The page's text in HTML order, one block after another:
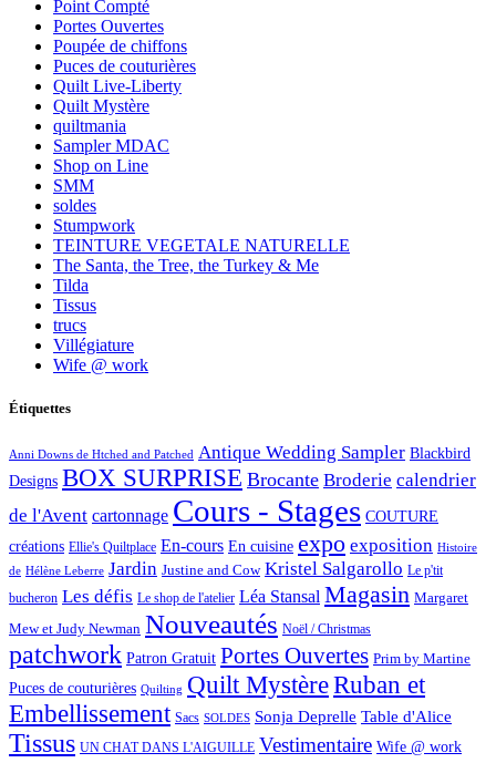
Point Compté
Portes Ouvertes
Poupée de chiffons
Puces de couturières
Quilt Live-Liberty
Quilt Mystère
quiltmania
Sampler MDAC
Shop on Line
SMM
soldes
Stumpwork
TEINTURE VEGETALE NATURELLE
The Santa, the Tree, the Turkey & Me
Tilda
Tissus
trucs
Villégiature
Wife @ work
Étiquettes
Anni Downs de Htched and Patched Antique Wedding Sampler Blackbird
Designs BOX SURPRISE Brocante Broderie calendrier
de l'Avent cartonnage Cours - Stages COUTURE
créations Ellie's Quiltplace En-cours En cuisine expo exposition Histoire
de Hélène Leberre Jardin Justine and Cow Kristel Salgarollo Le p'tit
bucheron Les défis Le shop de l'atelier Léa Stansal Magasin Margaret
Mew et Judy Newman Nouveautés Noël / Christmas
patchwork Patron Gratuit Portes Ouvertes Prim by Martine
Puces de couturières Quilting Quilt MystèreRuban et
Embellissement Sacs SOLDES Sonja Deprelle Table d'Alice
Tissus UN CHAT DANS L'AIGUILLE Vestimentaire Wife @ work